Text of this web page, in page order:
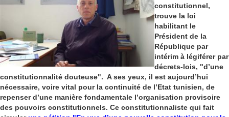
constitutionnel,
trouve la loi
habilitant le
Président de la
République par
intérim à légiférer par
décrets-lois, "d’une
constitutionnalité douteuse". A ses yeux, il est aujourd’hui
nécessaire, voire vital pour la continuité de l’Etat tunisien, de
repenser d’une manière fondamentale l’organisation provisoire
des pouvoirs constitutionnels. Ce constitutionnaliste qui fait